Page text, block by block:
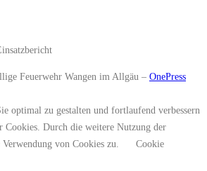
Feuerwehr Wangen im Allgäu – OnePress
optimal zu gestalten und fortlaufend verbessern
Cookies. Durch die weitere Nutzung der
von Cookies zu.
Cookie